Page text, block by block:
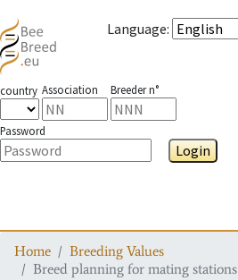
Language:
country Association Breeder n°
Password
Login
Home
Breeding Values
Breed planning for mating stations